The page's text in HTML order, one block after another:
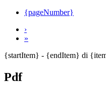
{pageNumber}
›
»
{startItem} - {endItem} di
Pdf